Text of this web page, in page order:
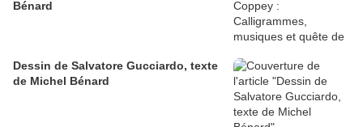
Bénard
Dessin de Salvatore Gucciardo, texte
de Michel Bénard